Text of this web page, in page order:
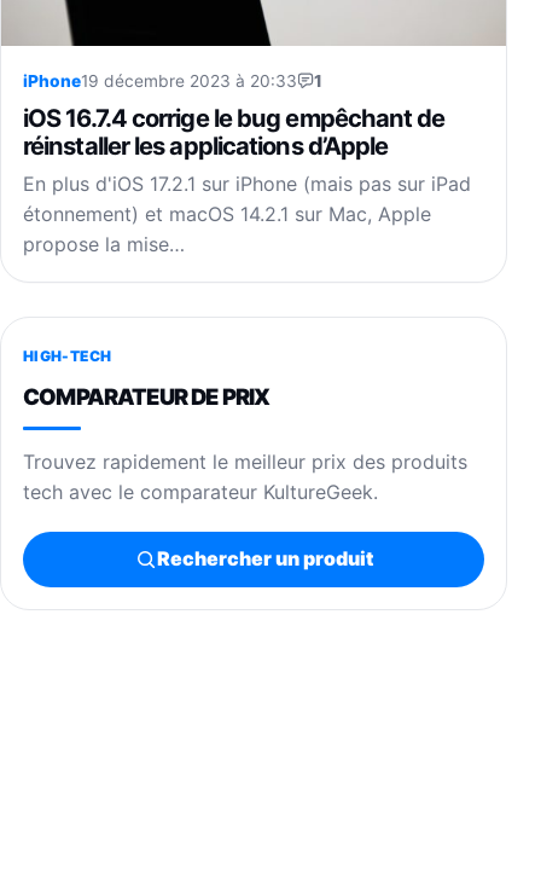
iPhone19 décembre 2023 à 20:33 1
iOS 16.7.4 corrige le bug empêchant de
réinstaller les applications d’Apple
En plus d'iOS 17.2.1 sur iPhone (mais pas sur iPad
étonnement) et macOS 14.2.1 sur Mac, Apple
propose la mise…
HIGH-TECH
COMPARATEUR DE PRIX
Trouvez rapidement le meilleur prix des produits
tech avec le comparateur KultureGeek.
Rechercher un produit